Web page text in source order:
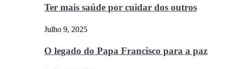
Ter mais saúde por cuidar dos outros
Julho 9, 2025
O legado do Papa Francisco para a paz